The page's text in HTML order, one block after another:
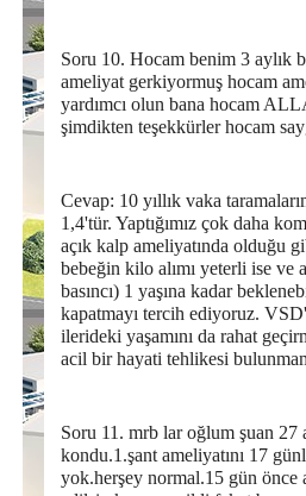
Soru 10. Hocam benim 3 aylık
ameliyat gerkiyormuş hocam
yardımcı olun bana hocam
şimdikten teşekkürler hocam
Cevap: 10 yıllık vaka
1,4'tür. Yaptığımız çok daha
açık kalp ameliyatında olduğu
bebeğin kilo alımı yeterli ise
basıncı) 1 yaşına kadar
kapatmayı tercih ediyoruz.
ilerideki yaşamını da rahat
acil bir hayati tehlikesi
Soru 11. mrb lar oğlum şuan
kondu.1.şant ameliyatını 17
yok.herşey normal.15 gün önce